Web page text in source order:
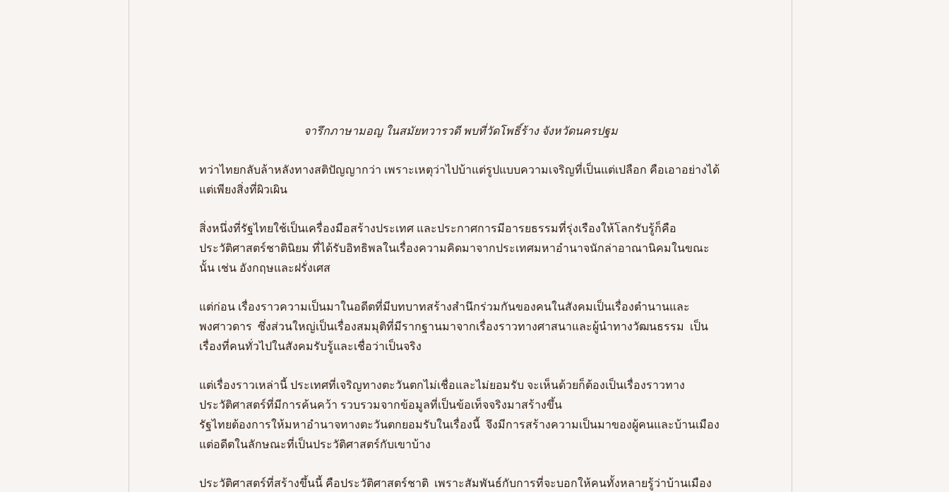
จารึกภาษามอญ ในสมัยทวารวดี พบที่วัดโพธิ์ร้าง จังหวัดนครปฐม
ทว่าไทยกลับล้าหลังทางสติปัญญากว่า เพราะเหตุว่าไปบ้าแต่รูปแบบความเจริญที่เป็นแต่เปลือก คือเอาอย่างได้
แต่เพียงสิ่งที่ผิวเผิน
สิ่งหนึ่งที่รัฐไทยใช้เป็นเครื่องมือสร้างประเทศ และประกาศการมีอารยธรรมที่รุ่งเรืองให้โลกรับรู้ก็คือ
ประวัติศาสตร์ชาตินิยม ที่ได้รับอิทธิพลในเรื่องความคิดมาจากประเทศมหาอำนาจนักล่าอาณานิคมในขณะ
นั้น เช่น อังกฤษและฝรั่งเศส
แต่ก่อน เรื่องราวความเป็นมาในอดีตที่มีบทบาทสร้างสำนึกร่วมกันของคนในสังคมเป็นเรื่องตำนานและ
พงศาวดาร  ซึ่งส่วนใหญ่เป็นเรื่องสมมุติที่มีรากฐานมาจากเรื่องราวทางศาสนาและผู้นำทางวัฒนธรรม  เป็น
เรื่องที่คนทั่วไปในสังคมรับรู้และเชื่อว่าเป็นจริง
แต่เรื่องราวเหล่านี้ ประเทศที่เจริญทางตะวันตกไม่เชื่อและไม่ยอมรับ จะเห็นด้วยก็ต้องเป็นเรื่องราวทาง
ประวัติศาสตร์ที่มีการค้นคว้า รวบรวมจากข้อมูลที่เป็นข้อเท็จจริงมาสร้างขึ้น
รัฐไทยต้องการให้มหาอำนาจทางตะวันตกยอมรับในเรื่องนี้  จึงมีการสร้างความเป็นมาของผู้คนและบ้านเมือง
แต่อดีตในลักษณะที่เป็นประวัติศาสตร์กับเขาบ้าง
ประวัติศาสตร์ที่สร้างขึ้นนี้ คือประวัติศาสตร์ชาติ  เพราะสัมพันธ์กับการที่จะบอกให้คนทั้งหลายรู้ว่าบ้านเมือง